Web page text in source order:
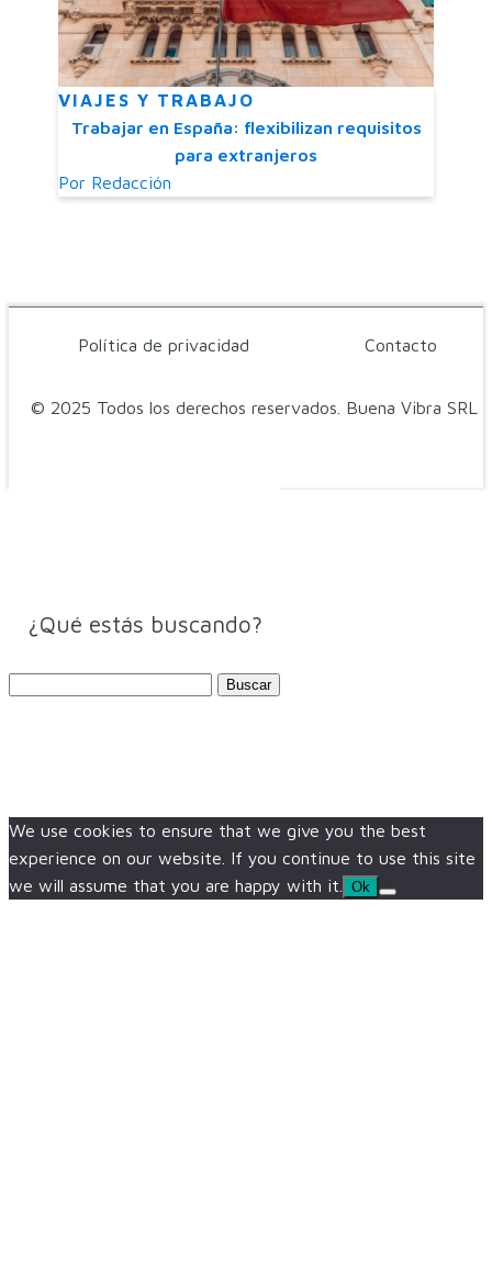
VIAJES Y TRABAJO
Trabajar en España: flexibilizan requisitos
para extranjeros
Por Redacción
© 2025 Todos los derechos reservados. Buena Vibra SRL
Política de privacidad Contacto
¿Qué estás buscando?
We use cookies to ensure that we give you the best
experience on our website. If you continue to use this site
we will assume that you are happy with it.
Ok